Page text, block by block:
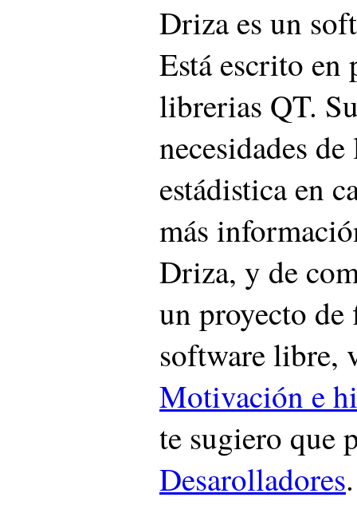
Driza es un
Está escrito en
librerias QT.
necesidades
estádistica en
más
Driza, y de
un proyecto
software libre,
Motivación e
te sugiero que
Desarolladores.